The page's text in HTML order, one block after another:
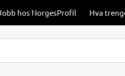
hos NorgesProfil Hva